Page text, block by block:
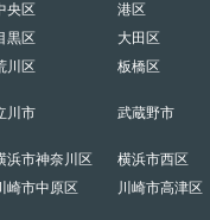
央区 港区
黒区 大田区
川区 板橋区
川市 武蔵野市
浜市神奈川区 横浜市西区
崎市中原区 川崎市高津区